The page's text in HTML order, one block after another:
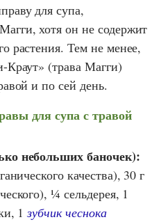
для супа,
, хотя он не содержит
растения. Тем не менее,
Краут» (трава Магги)
и по сей день.
для супа с травой
небольших баночек):
качества), 30 г
¼ сельдерея, 1
1зубчик чеснока